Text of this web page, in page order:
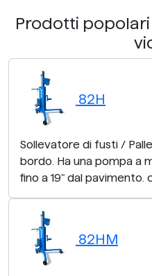
Prodotti
82H
Sollevatore di fusti /
bordo. Ha una pompa a
fino a 19" dal pavimento.
82HM